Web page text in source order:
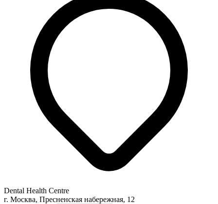
Dental Health Centre
г. Москва, Пресненская набережная, 12